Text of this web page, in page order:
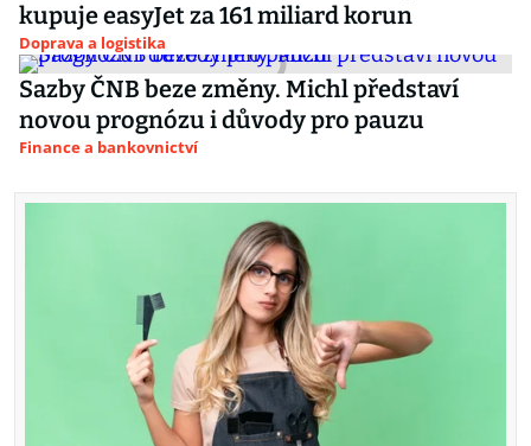
kupuje easyJet za 161 miliard korun
Doprava a logistika
Sazby ČNB beze změny. Michl představí
novou prognózu i důvody pro pauzu
Finance a bankovnictví